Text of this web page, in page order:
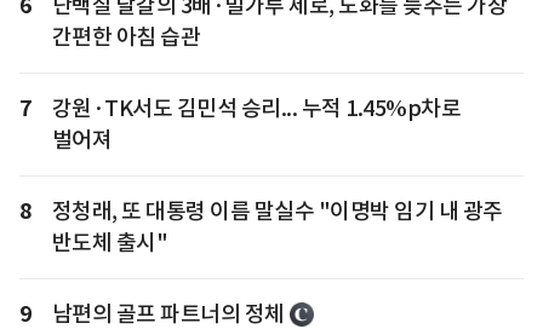
간편한 아침 습관
7
강원·TK서도 김민석 승리... 누적 1.45%p차로
벌어져
8
정청래, 또 대통령 이름 말실수 "이명박 임기 내 광주
반도체 출시"
9 남편의 골프 파트너의 정체